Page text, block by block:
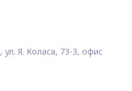
ул. Я. Коласа, 73-3, офис